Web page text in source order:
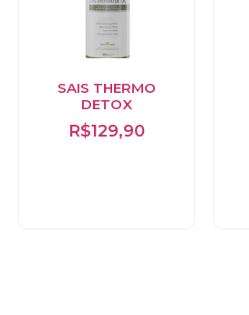
SAIS THERMO
DETOX
R$129,90